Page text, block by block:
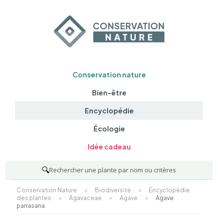
Conservation nature
Bien-être
Encyclopédie
Écologie
Idée cadeau
🔍Rechercher une plante par nom ou critères
Conservation Nature > Biodiversité >
Encyclopédie
des plantes
> Agavaceae > Agave >
Agave
parrasana